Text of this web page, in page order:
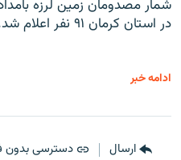
شمار مصدومان زمین لرزه
در استان کرمان ۹۱ نفر اعلام شد.
ادامه خبر
ارسال دسترسی بدون